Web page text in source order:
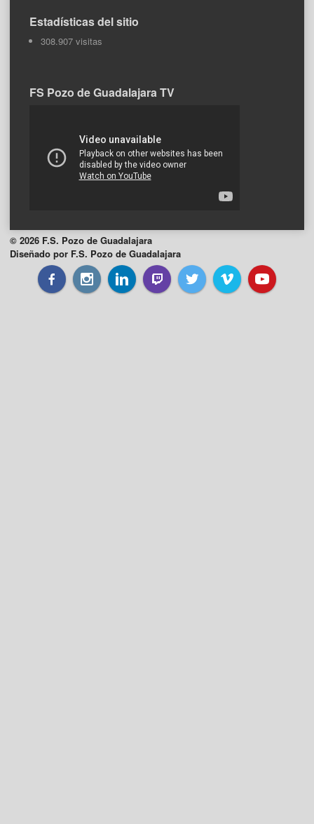
Estadísticas del sitio
308.907 visitas
FS Pozo de Guadalajara TV
© 2026 F.S. Pozo de Guadalajara
Diseñado por F.S. Pozo de Guadalajara